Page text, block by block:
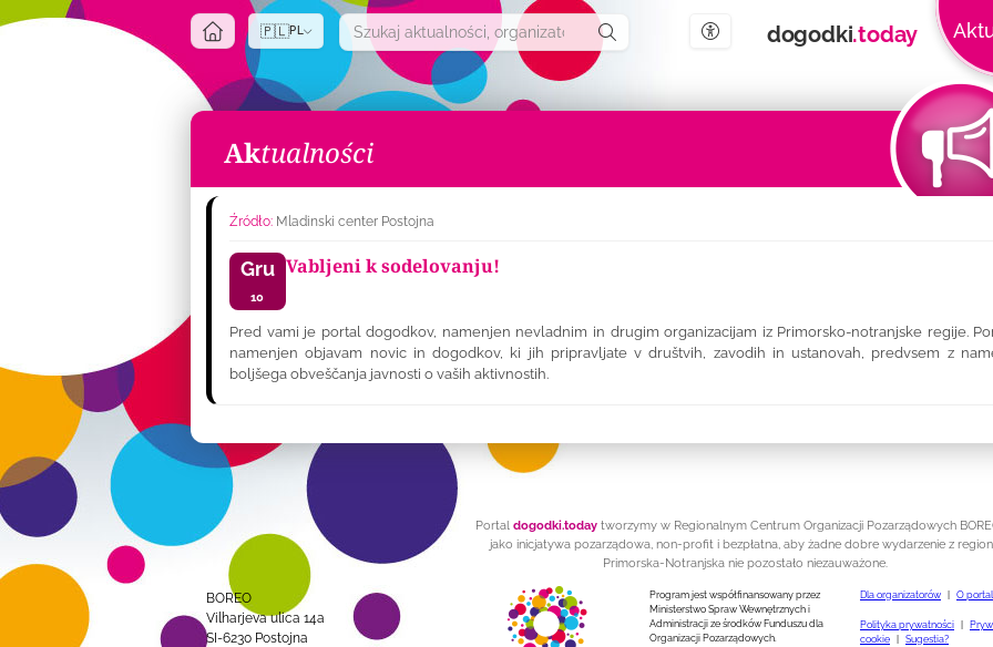
🇵🇱PL
Ustawienia dostępności
dogodki.today
Aktualności
Źródło: Mladinski center Postojna
Gru
10
Vabljeni k sodelovanju!
Pred vami je portal dogodkov, namenjen nevladnim in drugim organizacijam iz Primorsko-notranjske regije.
namenjen objavam novic in dogodkov, ki jih pripravljate v društvih, zavodih in ustanovah, predvsem z
boljšega obveščanja javnosti o vaših aktivnostih.
Portal dogodki.todaytworzymy w Regionalnym Centrum Organizacji Pozarządowych
jako inicjatywa pozarządowa, non-profit i bezpłatna, aby żadne dobre wydarzenie z
Primorska-Notranjska nie pozostało niezauważone.
BOREO
Vilharjeva ulica 14a
SI-6230 Postojna
Program jest współfinansowany przez
Ministerstwo Spraw Wewnętrznych i
Administracji ze środków Funduszu dla
Organizacji Pozarządowych.
Dla organizatorów O
Polityka prywatności
cookie
Sugestia?